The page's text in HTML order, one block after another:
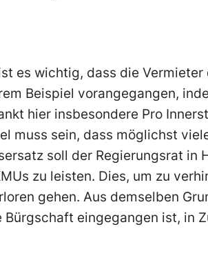
es wichtig, dass die
Beispiel vorangegangen,
hier insbesondere Pro
muss sein, dass möglichst
soll der Regierungsrat in
zu leisten. Dies, um zu
gehen. Aus demselben
eingegangen ist, in